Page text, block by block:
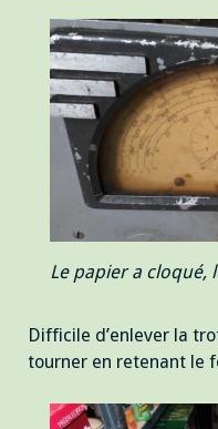
Le papier a cloqué,
Difficile d’enlever la
tourner en retenant le